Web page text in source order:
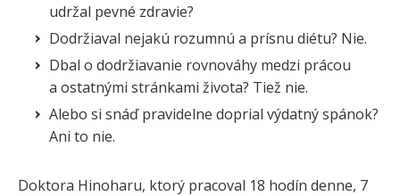
udržal pevné zdravie?
Dodržiaval nejakú rozumnú a prísnu diétu? Nie.
Dbal o dodržiavanie rovnováhy medzi prácou
a ostatnými stránkami života? Tiež nie.
Alebo si snáď pravidelne doprial výdatný spánok?
Ani to nie.
Doktora Hinoharu, ktorý pracoval 18 hodín denne, 7